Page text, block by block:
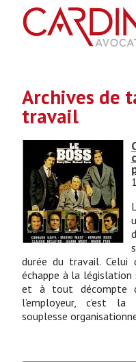
Archives de
travail
durée du travail. Celui
échappe à la législation
et à tout décompte
l’employeur, c’est
souplesse